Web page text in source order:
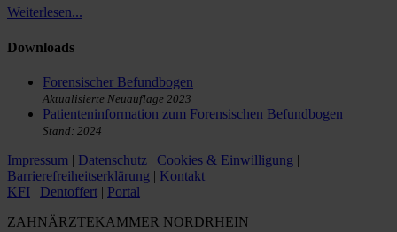
Weiterlesen...
Downloads
Forensischer Befundbogen
Aktualisierte Neuauflage 2023
Patienteninformation zum Forensischen Befundbogen
Stand: 2024
Impressum | Datenschutz | Cookies & Einwilligung |
Barrierefreiheitserklärung | Kontakt
KFI | Dentoffert | Portal
ZAHNÄRZTEKAMMER NORDRHEIN